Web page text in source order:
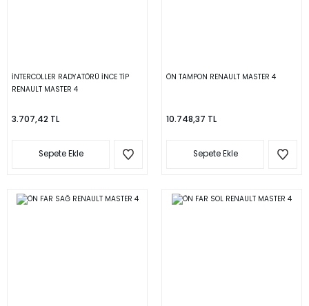
İNTERCOLLER RADYATÖRÜ İNCE TİP
RENAULT MASTER 4
3.707,42 TL
Sepete Ekle
ÖN TAMPON RENAULT MASTER 4
10.748,37 TL
Sepete Ekle